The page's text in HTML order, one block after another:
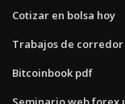
Cotizar en bolsa hoy
Trabajos de
Bitcoinbook pdf